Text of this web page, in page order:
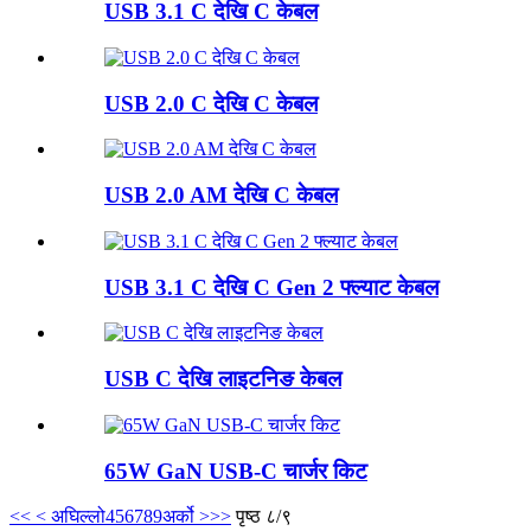
USB 3.1 C देखि C केबल
USB 2.0 C देखि C केबल
USB 2.0 AM देखि C केबल
USB 3.1 C देखि C Gen 2 फ्ल्याट केबल
USB C देखि लाइटनिङ केबल
65W GaN USB-C चार्जर किट
<< < अघिल्लो456789अर्को >>> पृष्ठ ८/९